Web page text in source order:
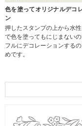
色を塗ってオリジナルデコ
ン
押したスタンプの上から水
で色を塗ってもにじまない
フルにデコレーションする
めです。